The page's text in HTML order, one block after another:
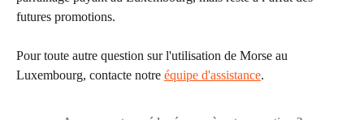
futures promotions.
Pour toute autre question sur l'utilisation de Morse au
Luxembourg, contacte notre équipe d'assistance.